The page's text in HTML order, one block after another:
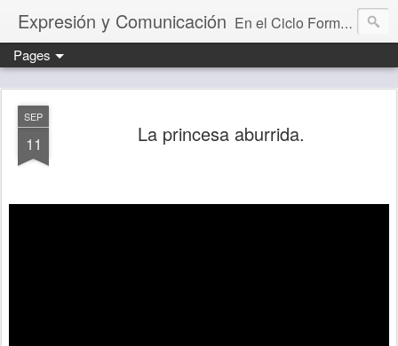
Expresión y Comunicación En el Ciclo Formativo "Educación Infantil" aprendemos a programar y evaluar situaciones de aprendizaje que desarrollan la capacidad comunicativa.
Pages
SEP
11 La princesa aburrida.